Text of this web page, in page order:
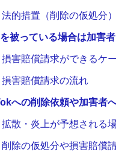
法的措置（削除の仮処分
被っている場合は加害
損害賠償請求ができるケ
損害賠償請求の流れ
への削除依頼や加害者
拡散・炎上が予想される
削除の仮処分や損害賠償